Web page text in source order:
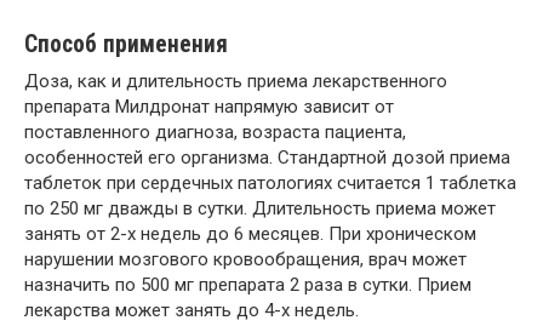
Способ применения
Доза, как и длительность приема лекарственного
препарата Милдронат напрямую зависит от
поставленного диагноза, возраста пациента,
особенностей его организма. Стандартной дозой приема
таблеток при сердечных патологиях считается 1 таблетка
по 250 мг дважды в сутки. Длительность приема может
занять от 2-х недель до 6 месяцев. При хроническом
нарушении мозгового кровообращения, врач может
назначить по 500 мг препарата 2 раза в сутки. Прием
лекарства может занять до 4-х недель.